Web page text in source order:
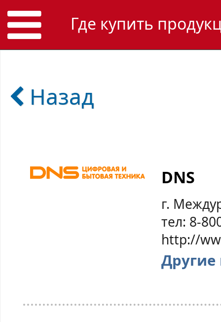
Где купить
Назад
DNS
г.
тел: 8-
http://